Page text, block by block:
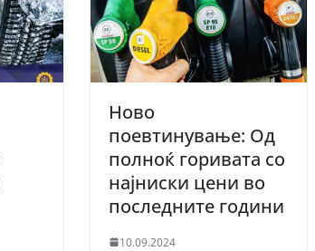
Ново
поевтинување: Од
полноќ горивата со
најниски цени во
последните години
10.09.2024